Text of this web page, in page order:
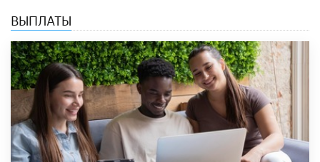
ВЫПЛАТЫ